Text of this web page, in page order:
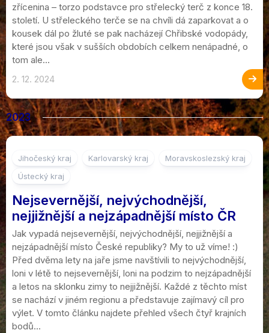
zřícenina – torzo podstavce pro střelecký terč z konce 18.
století. U střeleckého terče se na chvíli dá zaparkovat a o
kousek dál po žluté se pak nacházejí Chřibské vodopády,
které jsou však v sušších obdobích celkem nenápadné, o
tom ale...
2. 12. 2024
2023
Jihočeský kraj Karlovarský kraj
Moravskoslezský kraj
Ústecký kraj
Nejsevernější, nejvýchodnější,
nejjižnější a nejzápadnější místo ČR
Jak vypadá nejsevernější, nejvýchodnější, nejjižnější a
nejzápadnější místo České republiky? My to už víme! :)
Před dvěma lety na jaře jsme navštívili to nejvýchodnější,
loni v létě to nejsevernější, loni na podzim to nejzápadnější
a letos na sklonku zimy to nejjižnější. Každé z těchto míst
se nachází v jiném regionu a představuje zajímavý cíl pro
výlet. V tomto článku najdete přehled všech čtyř krajních
bodů...